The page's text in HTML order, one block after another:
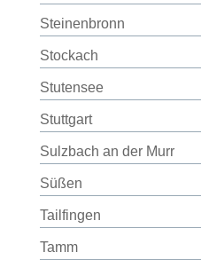
Steinenbronn
Stockach
Stutensee
Stuttgart
Sulzbach an der Murr
Süßen
Tailfingen
Tamm